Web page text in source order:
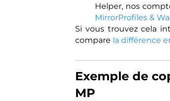
Helper, nos
MirrorProfiles &
Si vous trouvez cela
compare la différence
Exemple de
MP